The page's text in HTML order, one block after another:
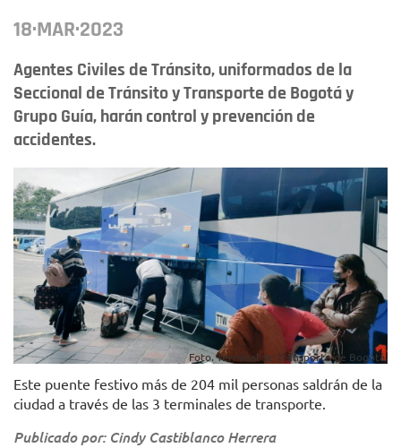
18·MAR·2023
Agentes Civiles de Tránsito, uniformados de la
Seccional de Tránsito y Transporte de Bogotá y
Grupo Guía, harán control y prevención de
accidentes.
Foto. Terminal de Transporte de Bogotá.
Este puente festivo más de 204 mil personas saldrán de la
ciudad a través de las 3 terminales de transporte.
Publicado por: Cindy Castiblanco Herrera